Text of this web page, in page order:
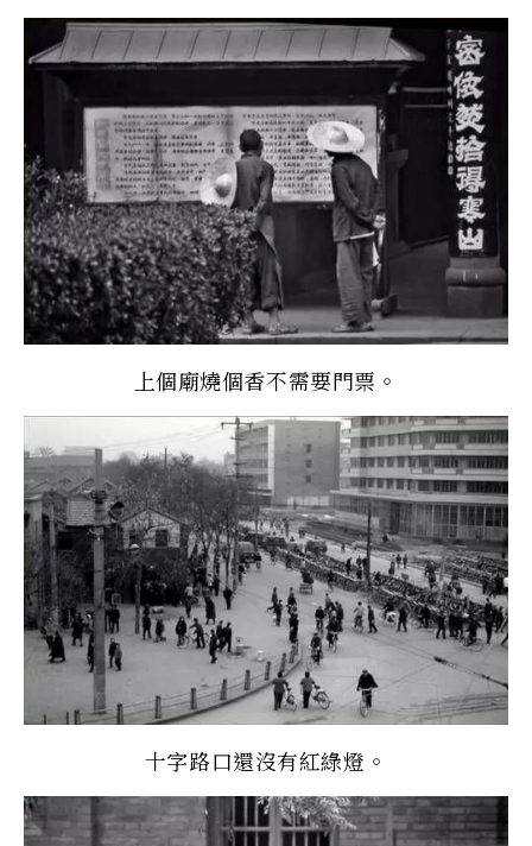
上個廟燒個香不需要門票。
十字路口還沒有紅綠燈。